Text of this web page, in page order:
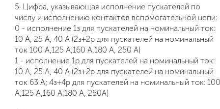
5. Цифра, указывающая исполнение пускателей по
числу и исполнению контактов вспомогательной цепи:
0 - исполнение 1з для пускателей на номинальный ток:
10 А, 25 А, 40 А (2з+2р для пускателей на номинальный
ток 100 А,125 А,160 А,180 А, 250 А)
1 - исполнение 1р для пускателей на номинальный ток:
10 А, 25 А, 40 А (2з+2р для пускателей на номинальный
ток 63 А; 4з+4р для пускателей на номинальный ток: 100
А,125 А,160 А,180 А, 250А)